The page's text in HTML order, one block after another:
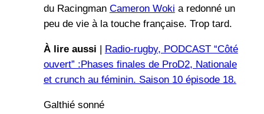
du Racingman Cameron Woki a redonné un
peu de vie à la touche française. Trop tard.
À lire aussi | Radio-rugby, PODCAST “Côté
ouvert” :Phases finales de ProD2, Nationale
et crunch au féminin. Saison 10 épisode 18.
Galthié sonné